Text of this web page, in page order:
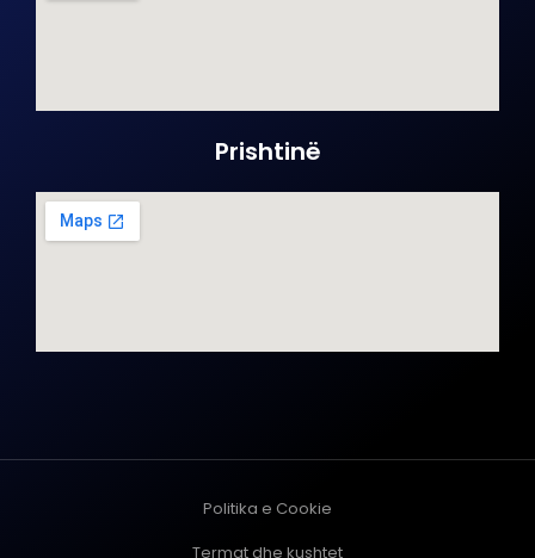
Prishtinë
Politika e Cookie
Termat dhe kushtet